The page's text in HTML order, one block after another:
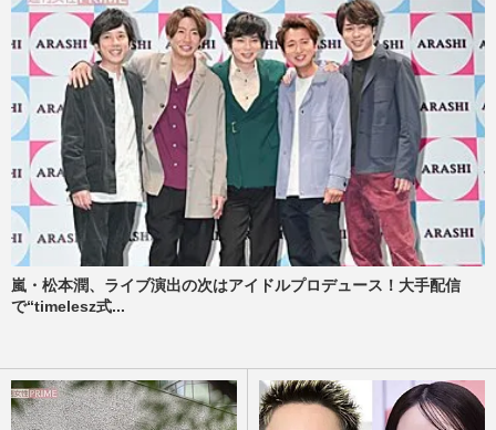
嵐・松本潤、ライブ演出の次はアイドルプロデュース！大手配信
で“timelesz式...